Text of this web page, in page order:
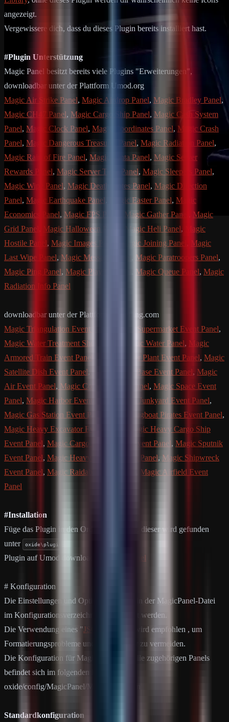
angezeigt.
Vergewissere dich, dass du dieses Plugin bereits installiert hast.
#Plugin Unterstützung
Magic Panel besitzt bereits viele Plugins "Erweiterungen",
downloadbar unter der Plattform Umod.org
Magic Air Strike Panel, Magic Airdrop Panel, Magic Bradley Panel,
Magic CH47 Panel, Magic Cargo Ship Panel, Magic Cash System
Panel, Magic Clock Panel, Magic Coordinates Panel, Magic Crash
Panel, Magic Dangerous Treasures Panel, Magic Radiation Panel,
Magic Rain of Fire Panel, Magic Santa Panel, Magic Server
Rewards Panel, Magic Server Time Panel, Magic Sleepers Panel,
Magic Wipe Panel, Magic Death Notes Panel, Magic Direction
Panel, Magic Earthquake Panel Magic Easter Panel, Magic
Economics Panel, Magic FPS Panel Magic Gather Panel
Magic
Grid Panel
Magic Halloween Panel Magic Heli Panel,
Magic
Hostile Panel, Magic Images Panel Magic Joining Panel
Magic
Last Wipe Panel, Magic Message Panel Magic Paratroopers Panel,
Magic Ping Panel, Magic Players Panel Magic Queue Panel, Magic
Radiation Info Panel
downloadbar unter der Plattform Codefling.com
Magic Triangulation Event Panel
Magic Supermarket Event Panel,
Magic Water Treatment Showdown
Magic Water Panel, Magic
Armored Train Event Panel
Magic Power Plant Event Panel, Magic
Satellite Dish Event Panel
Magic Arctic Base Event Panel, Magic
Air Event Panel, Magic Convoy Event Panel, Magic Space Event
Panel, Magic Harbor Event Panel Magic Junkyard Event Panel,
Magic Gas Station Event Panel
Magic Tugboat Pirates Event Panel,
Magic Heavy Excavator Event Panel
Magic Heavy Cargo Ship
Event Panel, Magic Cargo Plane Crash Event Panel, Magic Sputnik
Event Panel, Magic Heavy Oil Rig Event Panel, Magic Shipwreck
Event Panel, Magic Raidable Base Panel
Magic Airfield Event
Panel
#Installation
Füge das Plugin in den Order Plugins ein, dieser wird gefunden
unter
oxide\plugins
Plugin auf Umod downloaden: Magic Panel
# Konfiguration
Die Einstellungen und Optionen können in der MagicPanel-Datei
im Konfigurationsverzeichnis konfiguriert werden.
Die Verwendung eines "JSON-Editors
" wird empfohlen , um
Formatierungsprobleme und Syntaxfehler zu vermeiden.
Die Konfiguration für Magic Panel und alle zugehörigen Panels
befindet sich im folgenden Pfad:
oxide/config/MagicPanel/MagicPanel.json
Standardkonfiguration